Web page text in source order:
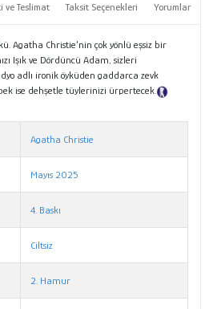
ve Teslimat Taksit Seçenekleri Yorumlar
Agatha Christie’nin çok yönlü eşsiz bir
Işık ve Dördüncü Adam, sizleri
adlı ironik öyküden gaddarca zevk
ise dehşetle tüylerinizi ürpertecek.
Agatha Christie
Mayıs 2025
4. Baskı
Ciltsiz
2. Hamur